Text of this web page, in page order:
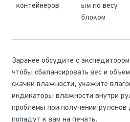
контейнеров
ым по весу
блоком
Заранее обсудите с
чтобы сбалансировать вес и
скачки влажности, укажите
индикаторы влажности внутри
проблемы при получении рулонов
попадут к вам на печать.